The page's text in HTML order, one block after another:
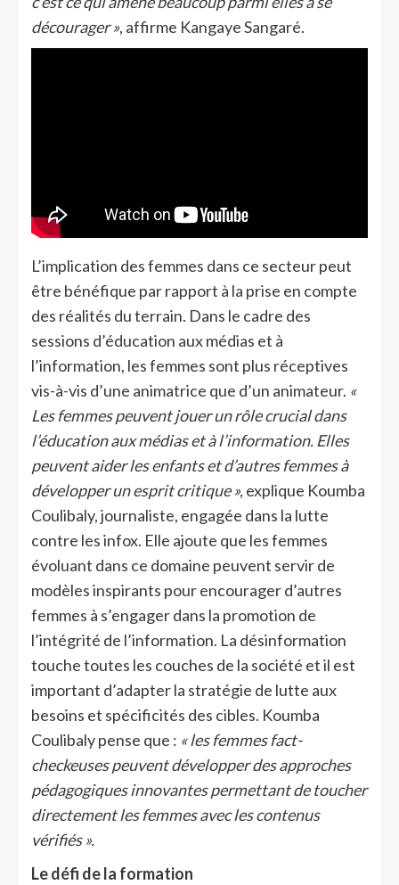
décourager », affirme Kangaye Sangaré.
L’implication des femmes dans ce secteur peut
être bénéfique par rapport à la prise en compte
des réalités du terrain. Dans le cadre des
sessions d’éducation aux médias et à
l’information, les femmes sont plus réceptives
vis-à-vis d’une animatrice que d’un animateur. «
Les femmes peuvent jouer un rôle crucial dans
l’éducation aux médias et à l’information. Elles
peuvent aider les enfants et d’autres femmes à
développer un esprit critique »,explique Koumba
Coulibaly, journaliste, engagée dans la lutte
contre les infox. Elle ajoute que les femmes
évoluant dans ce domaine peuvent servir de
modèles inspirants pour encourager d’autres
femmes à s’engager dans la promotion de
l’intégrité de l’information. La désinformation
touche toutes les couches de la société et il est
important d’adapter la stratégie de lutte aux
besoins et spécificités des cibles. Koumba
Coulibaly pense que : « les femmes fact-
checkeuses peuvent développer des approches
pédagogiques innovantes permettant de toucher
directement les femmes avec les contenus
vérifiés ».
Le défi de la formation